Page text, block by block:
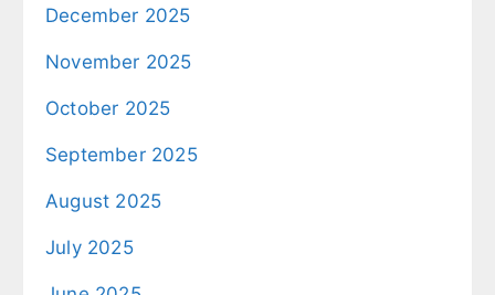
December 2025
November 2025
October 2025
September 2025
August 2025
July 2025